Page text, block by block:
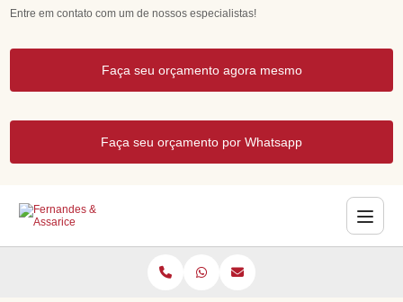
Entre em contato com um de nossos especialistas!
Faça seu orçamento agora mesmo
Faça seu orçamento por Whatsapp